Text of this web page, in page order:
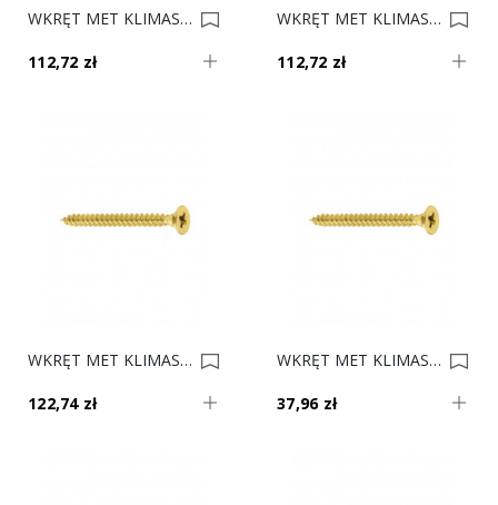
WKRĘT MET KLIMAS 4.0x30 Op. 3037 5 Kg 0033115
112,72 zł
WKRĘT MET KLIMAS 4.0x20 Op. 4510 5 Kg 0033114
112,72 zł
WKRĘT MET KLIMAS 3.5x16 Op. 6675 5 Kg 0033113
122,74 zł
WKRĘT MET KLIMAS 3.0x16 Op. 2000 *** 0016106
37,96 zł